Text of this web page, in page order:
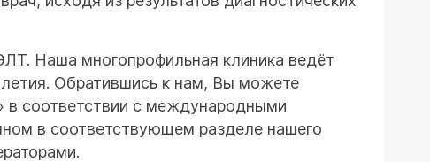
Наша многопрофильная клиника ведёт
Обратившись к нам, Вы можете
в соответствии с международными
в соответствующем разделе нашего